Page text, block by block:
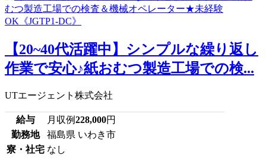
【20~40代活躍中】シンプルな繰り返し
作業で安心♪紙おむつ製造工場での検...
UTエージェント株式会社
給与 月収例228,000円
勤務地
福島県 いわき市
寮・社宅 なし